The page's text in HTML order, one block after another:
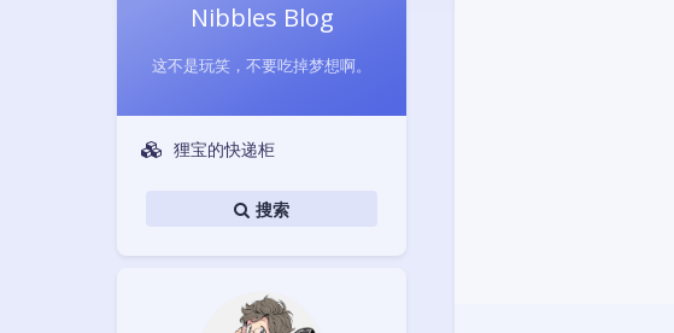
Nibbles Blog
这不是玩笑，不要吃掉梦想啊。
狸宝的快递柜
搜索